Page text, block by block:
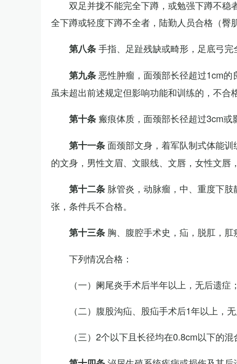
双足并拢不能完全下蹲，或勉强下蹲不
全下蹲或轻度下蹲不全者，陆勤人员合格（臀
第八条手指、足趾残缺或畸形，足底弓完
第九条恶性肿瘤，面颈部长径超过1cm
虽未超出前述规定但影响功能和训练的，不合格
第十条 瘢痕体质，面颈部长径超过3cm或
第十一条面颈部文身，着军队制式体能
的文身，男性文眉、文眼线、文唇，女性文唇
第十二条 脉管炎，动脉瘤，中、重度下
张，条件兵不合格。
第十三条 胸、腹腔手术史，疝，脱肛，肛
下列情况合格：
（一）阑尾炎手术后半年以上，无后遗症；
（二）腹股沟疝、股疝手术后1年以上，无
（三）2个以下且长径均在0.8cm以下的混